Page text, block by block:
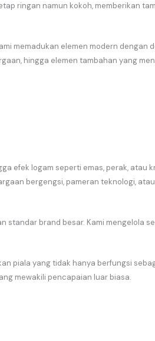
ringan namun kokoh, memberikan
memadukan elemen modern dengan
hingga elemen tambahan yang
efek logam seperti emas, perak, atau
bergengsi, pameran teknologi,
standar brand besar. Kami mengelola
piala yang tidak hanya berfungsi
mewakili pencapaian luar biasa.